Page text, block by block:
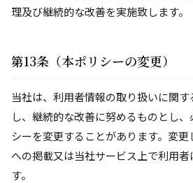
理及び継続的な改善を実施致します。
第13条（本ポリシーの変更）
当社は、利用者情報の取り扱いに関
し、継続的な改善に努めるものとし
シーを変更することがあります。変
への掲載又は当社サービス上で利用
す。